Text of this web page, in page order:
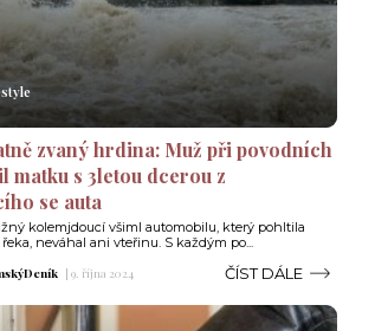
zvaný hrdina: Muž při povodních
matku s 3letou dcerou z
se auta
kolemjdoucí všiml automobilu, který pohltila
neváhal ani vteřinu. S každým po...
| 9. října 2024 ČÍST DÁLE